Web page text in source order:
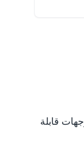
قابلة